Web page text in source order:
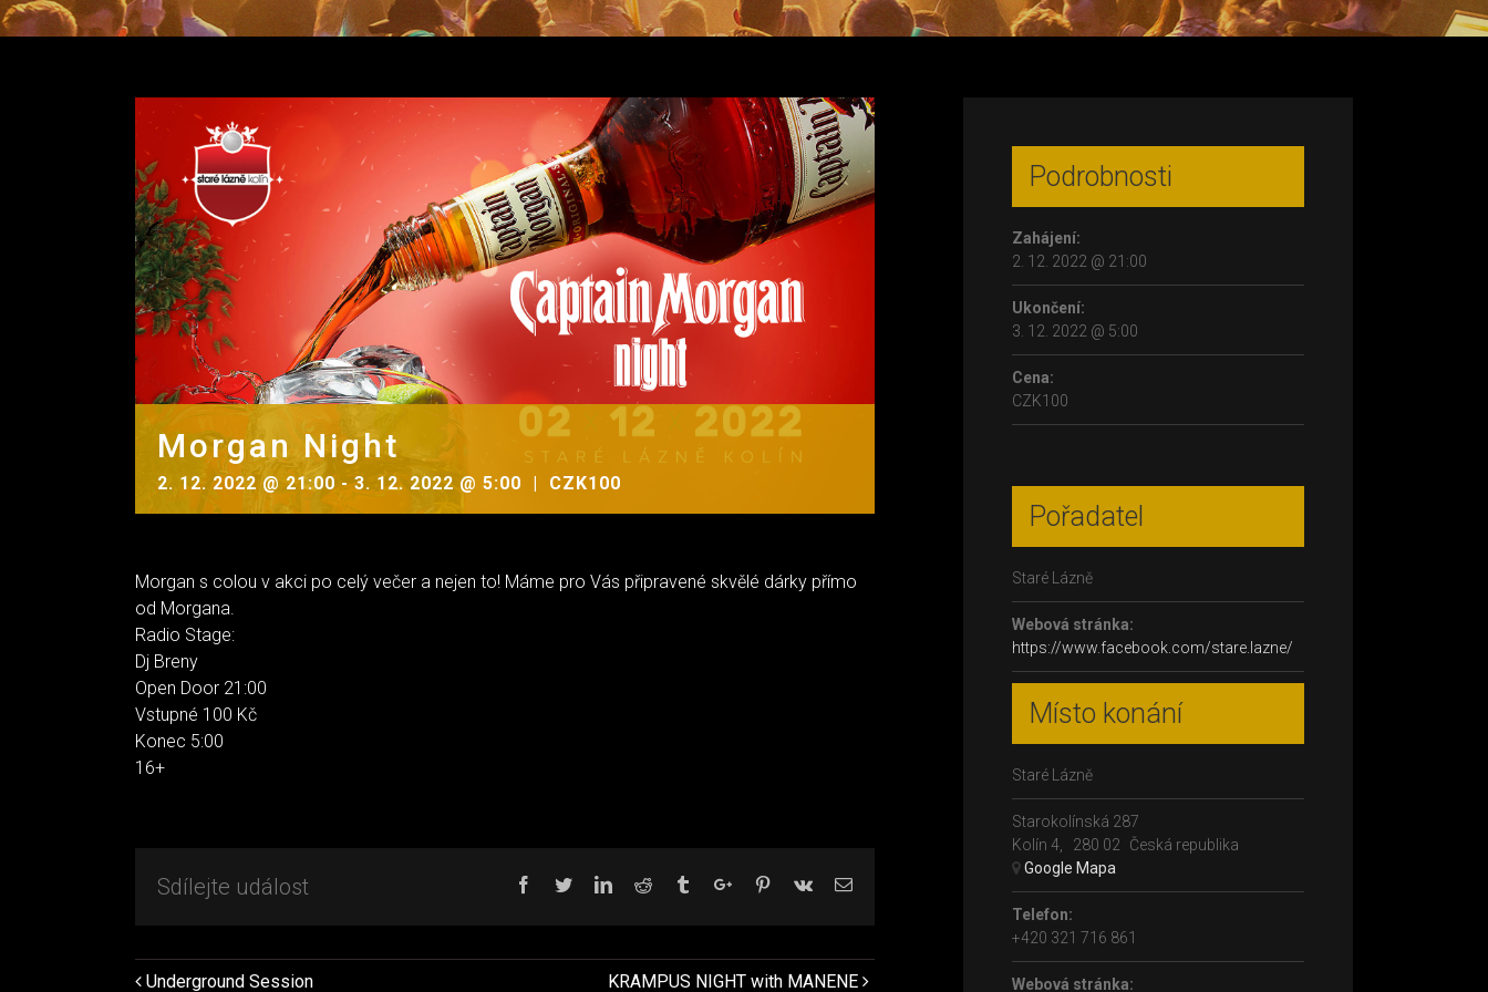
Morgan Night
2. 12. 2022 @ 21:00-3. 12. 2022 @ 5:00 | CZK100
Morgan s colou v akci po celý večer a nejen to! Máme pro Vás připravené skvělé dárky přímo
od Morgana.
Radio Stage:
Dj Breny
Open Door 21:00
Vstupné 100 Kč
Konec 5:00
16+
Sdílejte událost Facebook
TwitterLinkedinReddit TumblrGoogle+Pinterest
Vk Email
Navigace
Underground Session KRAMPUS NIGHT with MANENE
Podrobnosti
Zahájení:
2. 12. 2022 @ 21:00
Ukončení:
3. 12. 2022 @ 5:00
Cena:
CZK100
Pořadatel
Staré Lázně
Webová stránka:
https://www.facebook.com/stare.lazne/
Místo konání
Staré Lázně
Starokolínská 287
Kolín 4
280 02
Česká republika
+ Google Mapa
Telefon:
+420 321 716 861
Webová stránka: